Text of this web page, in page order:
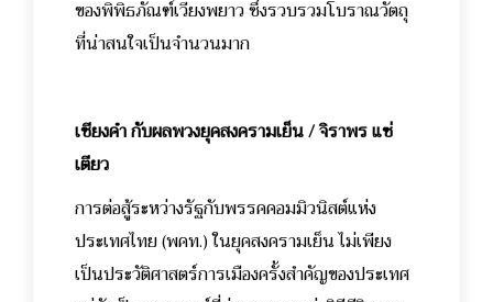
ของพิพิธภัณฑ์เวียงพยาว ซึ่งรวบรวมโบราณวัตถุ
ที่น่าสนใจเป็นจำนวนมาก
เชียงคำ กับผลพวงยุคสงครามเย็น / จิราพร แซ่
เตียว
การต่อสู้ระหว่างรัฐกับพรรคคอมมิวนิสต์แห่ง
ประเทศไทย (พคท.) ในยุคสงครามเย็น ไม่เพียง
เป็นประวัติศาสตร์การเมืองครั้งสำคัญของประเทศ